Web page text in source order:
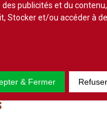
publicités et du
Stocker et/ou accéder à
& Fermer Refuser